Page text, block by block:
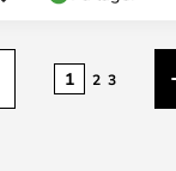
1 2 3